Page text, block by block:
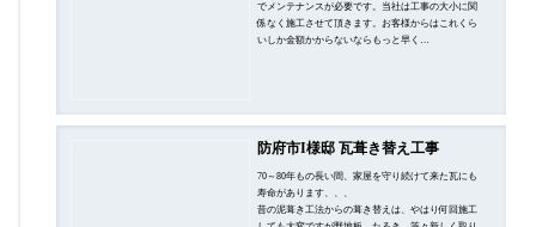
でメンテナンスが必要です。当社は工事の大小に関
係なく施工させて頂きます。お客様からはこれくら
いしか金額かからないならもっと早く…
防府市I様邸 瓦葺き替え工事
70～80年もの長い間、家屋を守り続けて来た瓦にも
寿命があります、、、
昔の泥葺き工法からの葺き替えは、やはり何回施工